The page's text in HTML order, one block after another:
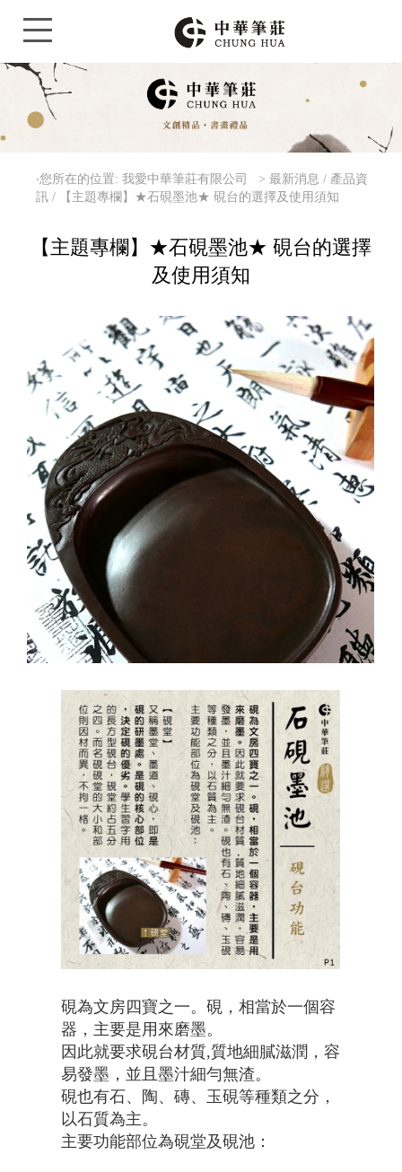
‧您所在的位置: 我愛中華筆莊有限公司 >最新消息 / 產品資
訊 / 【主題專欄】★石硯墨池★ 硯台的選擇及使用須知
【主題專欄】★石硯墨池★ 硯台的選擇
及使用須知
硯為文房四寶之一。硯，相當於一個容
器，主要是用來磨墨。
因此就要求硯台材質,質地細膩滋潤，容
易發墨，並且墨汁細勻無渣。
硯也有石、陶、磚、玉硯等種類之分，
以石質為主。
主要功能部位為硯堂及硯池：